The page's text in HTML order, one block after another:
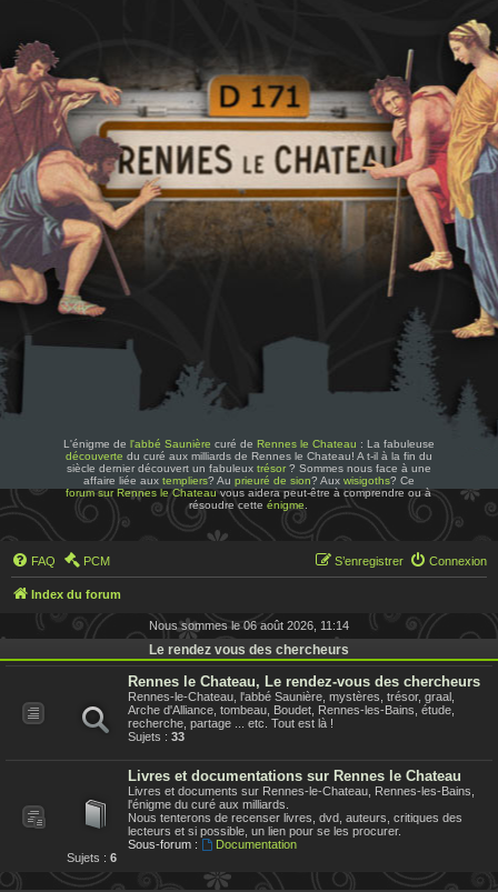
L'énigme de l'abbé Saunière curé de Rennes le Chateau : La fabuleuse
découverte du curé aux milliards de Rennes le Chateau! A t-il à la fin du
siècle dernier découvert un fabuleux trésor? Sommes nous face à une
affaire liée aux templiers? Au prieuré de sion? Aux wisigoths? Ce
forum sur Rennes le Chateauvous aidera peut-être à comprendre ou à
résoudre cetteénigme
FAQ PCM Connexion
S’enregistrer
Index du forum
Nous sommes le 06 août 2026, 11:14
Le rendez vous des chercheurs
Rennes le Chateau, Le rendez-vous des chercheurs
Rennes-le-Chateau, l'abbé Saunière, mystères, trésor, graal,
Arche d'Alliance, tombeau, Boudet, Rennes-les-Bains, étude,
recherche, partage ... etc. Tout est là !
Sujets : 33
Livres et documentations sur Rennes le Chateau
Livres et documents sur Rennes-le-Chateau, Rennes-les-Bains,
l'énigme du curé aux milliards.
Nous tenterons de recenser livres, dvd, auteurs, critiques des
lecteurs et si possible, un lien pour se les procurer.
Sous-forum :
Documentation
Sujets : 6